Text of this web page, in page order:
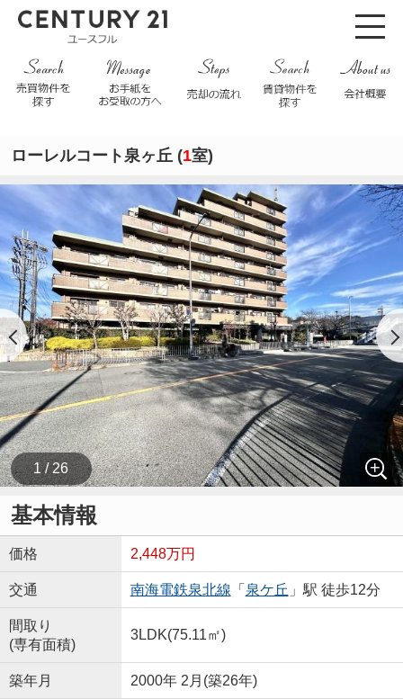
ローレルコート泉ヶ丘 (1室)
1 / 26
基本情報
価格 2,448万円
交通 南海電鉄泉北線 「 泉ケ丘 」駅 徒歩12分
間取り
(専有面積)
3LDK(75.11㎡)
築年月 2000年 2月(築26年)